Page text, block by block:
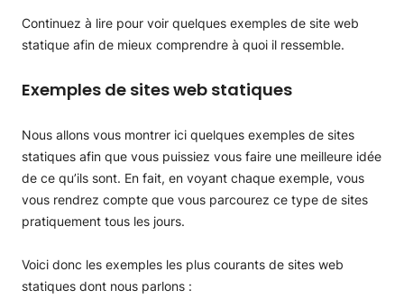
Continuez à lire pour voir quelques exemples de site web
statique afin de mieux comprendre à quoi il ressemble.
Exemples de sites web statiques
Nous allons vous montrer ici quelques exemples de sites
statiques afin que vous puissiez vous faire une meilleure idée
de ce qu’ils sont. En fait, en voyant chaque exemple, vous
vous rendrez compte que vous parcourez ce type de sites
pratiquement tous les jours.
Voici donc les exemples les plus courants de sites web
statiques dont nous parlons :